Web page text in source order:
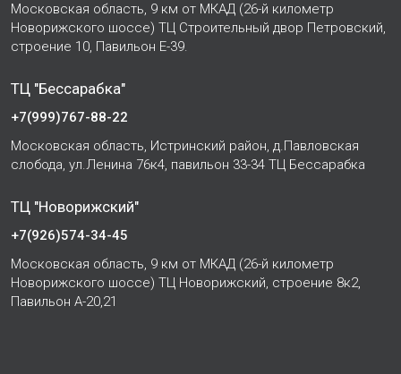
Московская область, 9 км от МКАД (26-й километр
Новорижского шоссе) ТЦ Строительный двор Петровский,
строение 10, Павильон Е-39.
ТЦ "Бессарабка"
+7(999)767-88-22
Московская область, Истринский район, д.Павловская
слобода, ул.Ленина 76к4, павильон 33-34 ТЦ Бессарабка
ТЦ "Новорижский"
+7(926)574-34-45
Московская область, 9 км от МКАД (26-й километр
Новорижского шоссе) ТЦ Новорижский, строение 8к2,
Павильон А-20,21